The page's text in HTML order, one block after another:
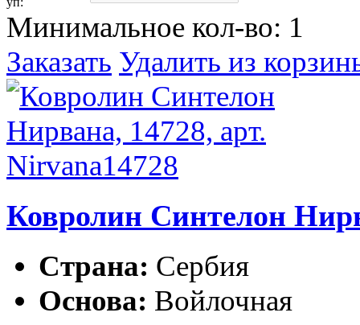
Минимальное кол-во: 1
Заказать Удалить из
Ковролин Синтелон
Страна: Сербия
Основа: Войлочная